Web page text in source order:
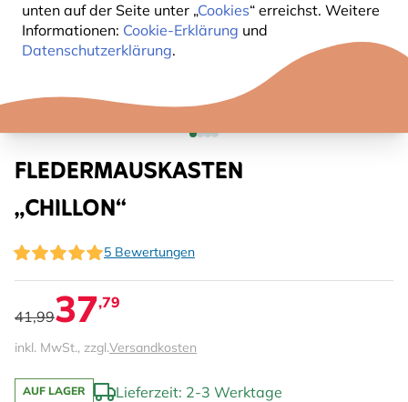
unten auf der Seite unter „Cookies“ erreichst. Weitere
Informationen: Cookie-Erklärung und
Datenschutzerklärung.
FLEDERMAUSKASTEN
„CHILLON“
5 Bewertungen
41,9937,79
inkl. MwSt., zzgl.Versandkosten
AUF LAGER Lieferzeit: 2-3 Werktage